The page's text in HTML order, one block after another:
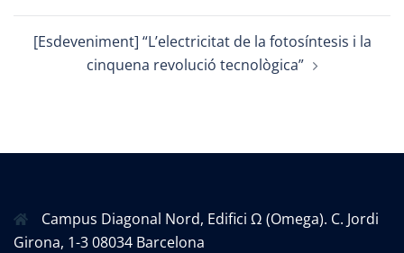
[Esdeveniment] “L’electricitat de la fotosíntesis i la
cinquena revolució tecnològica”
Campus Diagonal Nord, Edifici Ω (Omega). C. Jordi
Girona, 1-3 08034 Barcelona